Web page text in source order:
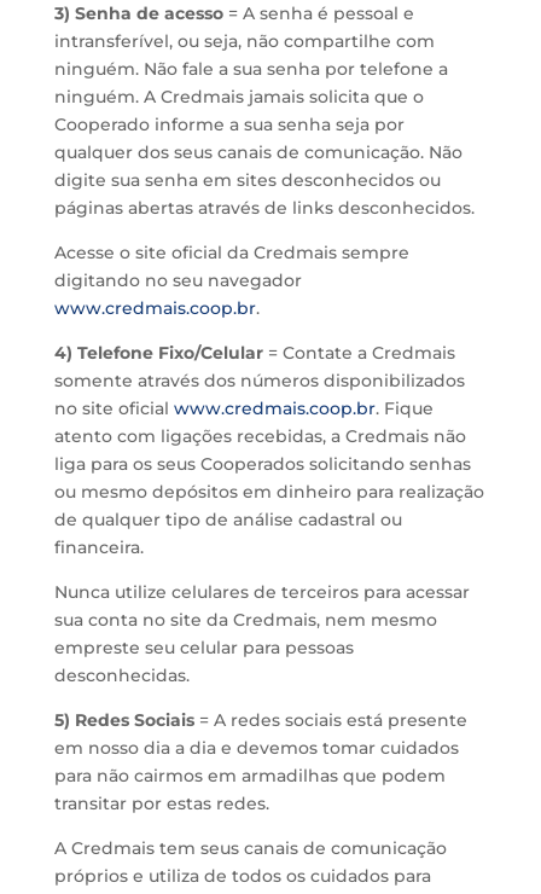
3) Senha de acesso= A senha é pessoal e
intransferível, ou seja, não compartilhe com
ninguém. Não fale a sua senha por telefone a
ninguém. A Credmais jamais solicita que o
Cooperado informe a sua senha seja por
qualquer dos seus canais de comunicação. Não
digite sua senha em sites desconhecidos ou
páginas abertas através de links desconhecidos.
Acesse o site oficial da Credmais sempre
digitando no seu navegador
www.credmais.coop.br.
4) Telefone Fixo/Celular= Contate a Credmais
somente através dos números disponibilizados
no site oficial www.credmais.coop.br. Fique
atento com ligações recebidas, a Credmais não
liga para os seus Cooperados solicitando senhas
ou mesmo depósitos em dinheiro para realização
de qualquer tipo de análise cadastral ou
financeira.
Nunca utilize celulares de terceiros para acessar
sua conta no site da Credmais, nem mesmo
empreste seu celular para pessoas
desconhecidas.
5) Redes Sociais= A redes sociais está presente
em nosso dia a dia e devemos tomar cuidados
para não cairmos em armadilhas que podem
transitar por estas redes.
A Credmais tem seus canais de comunicação
próprios e utiliza de todos os cuidados para